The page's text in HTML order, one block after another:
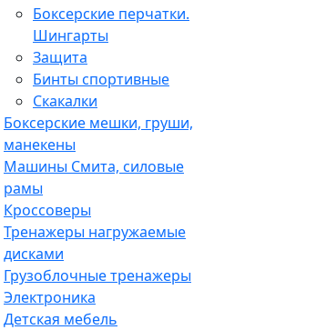
Боксерские перчатки.
Шингарты
Защита
Бинты спортивные
Скакалки
Боксерские мешки, груши,
манекены
Машины Смита, силовые
рамы
Кроссоверы
Тренажеры нагружаемые
дисками
Грузоблочные тренажеры
Электроника
Детская мебель